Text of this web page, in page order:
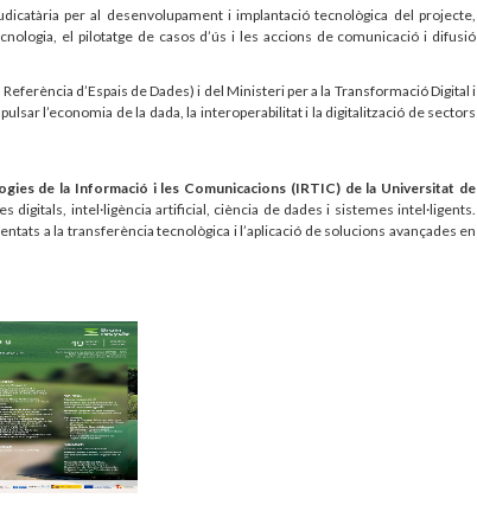
per al desenvolupament i implantació tecnològica del projecte,
el pilotatge de casos d’ús i les accions de comunicació i difusió
d’Espais de Dades) i del Ministeri per a la Transformació Digital i
l’economia de la dada, la interoperabilitat i la digitalització de sectors
de la Informació i les Comunicacions (IRTIC) de la Universitat de
digitals, intel·ligència artificial, ciència de dades i sistemes intel·ligents.
a la transferència tecnològica i l’aplicació de solucions avançades en